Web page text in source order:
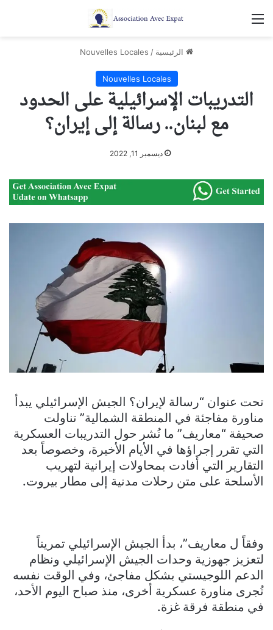
القائمة
الرئيسية /
Nouvelles Locales
Nouvelles Locales
التدريبات الإسرائيلية على الحدود
مع لبنان.. رسالة إلى إيران؟
ديسمبر 11, 2022
تحت عنوان “رسالة لإيران؟ الجيش الإسرائيلي يبدأ
مناورة مفاجئة في المنطقة الشمالية” تناولت
صحيفة “معاريف” ما نُشر حول التدريبات العسكرية
التي تقرر إجراؤها في الأيام الأخيرة، وخصوصاً بعد
التقارير التي أفادت بمحاولات إيرانية لتهريب
الأسلحة على متن رحلات مدنية إلى مطار بيروت.
وفقاً ل معاريف”، بدأ الجيش الإسرائيلي تمريناً
لتعزيز جهوزية وحدات الجيش الإسرائيلي ونظام
الدعم اللوجيستي بشكل مفاجئ، وفي الوقت نفسه
تُجرى مناورة عسكرية أخرى، منذ صباح اليوم الأحد،
في منطقة فرقة غزة.